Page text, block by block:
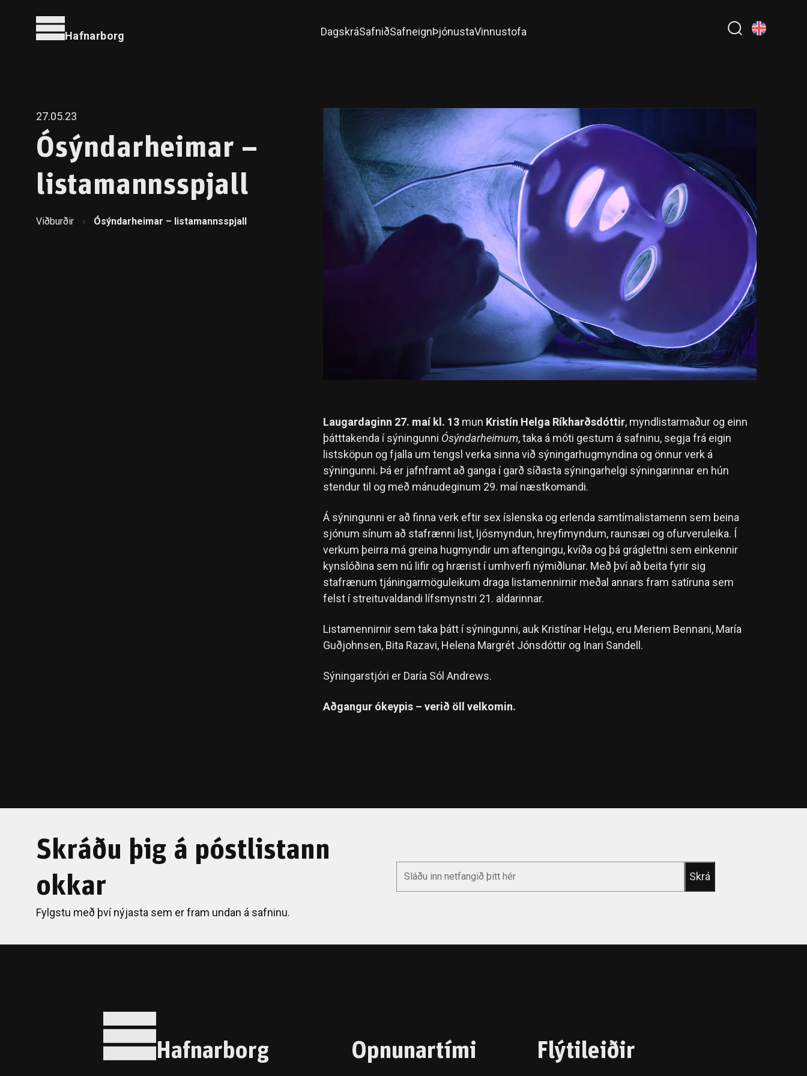
Hafnarborg DagskráSafniðSafneignÞjónustaVinnustofa
27.05.23
Ósýndarheimar –
listamannsspjall
Viðburðir Ósýndarheimar – listamannsspjall
Laugardaginn 27. maí kl. 13mun Kristín Helga Ríkharðsdóttir, myndlistarmaður og einn
þátttakenda í sýningunni Ósýndarheimum, taka á móti gestum á safninu, segja frá eigin
listsköpun og fjalla um tengsl verka sinna við sýningarhugmyndina og önnur verk á
sýningunni. Þá er jafnframt að ganga í garð síðasta sýningarhelgi sýningarinnar en hún
stendur til og með mánudeginum 29. maí næstkomandi.
Á s‎ýningunni er að finna verk eftir sex íslenska og erlenda samtímalistamenn sem beina
sjónum sínum að stafrænni list, ljósmyndun, hreyfimyndum, raunsæi og ofurveruleika. Í
verkum þeirra má greina hugmyndir um aftengingu, kvíða og þ‏‏á gráglettni sem einkennir
kynslóðina sem nú lifir og hrærist í umhverfi nýmiðlunar. Með því að beita fyrir sig
stafrænum tjáningarmöguleikum draga listamennirnir meðal annars fram satíruna sem
felst í streituvaldandi lífsmynstri 21. aldarinnar.
Listamennirnir sem taka þátt í sýningunni, auk Kristínar Helgu, eru Meriem Bennani, María
Guðjohnsen, Bita Razavi, Helena Margrét Jónsdóttir og Inari Sandell.
Sýningarstjóri er Daría Sól Andrews.
Aðgangur ókeypis – verið öll velkomin.
Skráðu þig á póstlistann
okkar
Fylgstu með því nýjasta sem er fram undan á safninu.
Hafnarborg Opnunartími Flýtileiðir